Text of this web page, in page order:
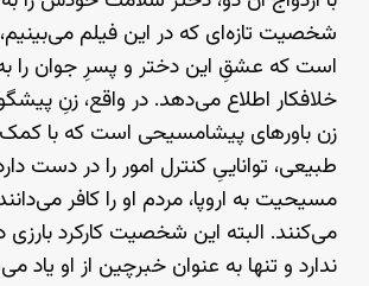
شخصیت تازه‌ای که در این فیلم
است که عشقِ این دختر و پسرِ جوان
خلافکار اطلاع می‌دهد. در واقع، زنِ
زن باورهای پیشامسیحی است که با
طبیعی، تواناییِ کنترل امور را در دست
مسیحیت به اروپا، مردم او را کافر
می‌کنند. البته این شخصیت کارکرد بارزی
ندارد و تنها به عنوان خبرچین از او یاد